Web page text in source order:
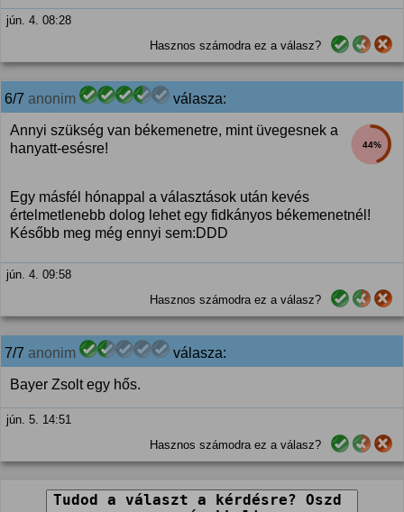
jún. 4. 08:28
Hasznos számodra ez a válasz?
6/7 anonim válasza:
44%
Annyi szükség van békemenetre, mint üvegesnek a
hanyatt-esésre!
Egy másfél hónappal a választások után kevés
értelmetlenebb dolog lehet egy fidkányos békemenetnél!
Később meg még ennyi sem:DDD
jún. 4. 09:58
Hasznos számodra ez a válasz?
7/7 anonim válasza:
Bayer Zsolt egy hős.
jún. 5. 14:51
Hasznos számodra ez a válasz?